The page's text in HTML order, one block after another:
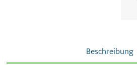
Beschreibung